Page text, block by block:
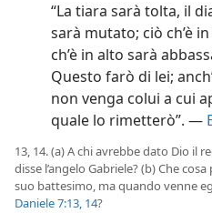
“La tiara sarà tolta, il
sarà mutato; ciò ch’è
ch’è in alto sarà
Questo farò di lei;
non venga colui a cui
quale lo rimetterò”. —
13, 14. (a) A chi avrebbe dato Dio il
disse l’angelo Gabriele? (b) Che
suo battesimo, ma quando venne
Daniele 7:13, 14?